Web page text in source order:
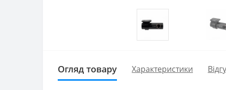
Огляд товару Характеристики